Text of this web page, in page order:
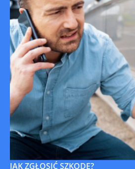
JAK ZGŁOSIĆ SZKODĘ?